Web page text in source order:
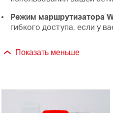
Режим маршрутизатора
гибкого доступа, если у
Показать меньше